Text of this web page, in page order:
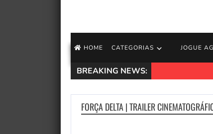
HOME CATEGORIAS JOGUE
BREAKING NEWS:
FORÇA DELTA | TRAILER